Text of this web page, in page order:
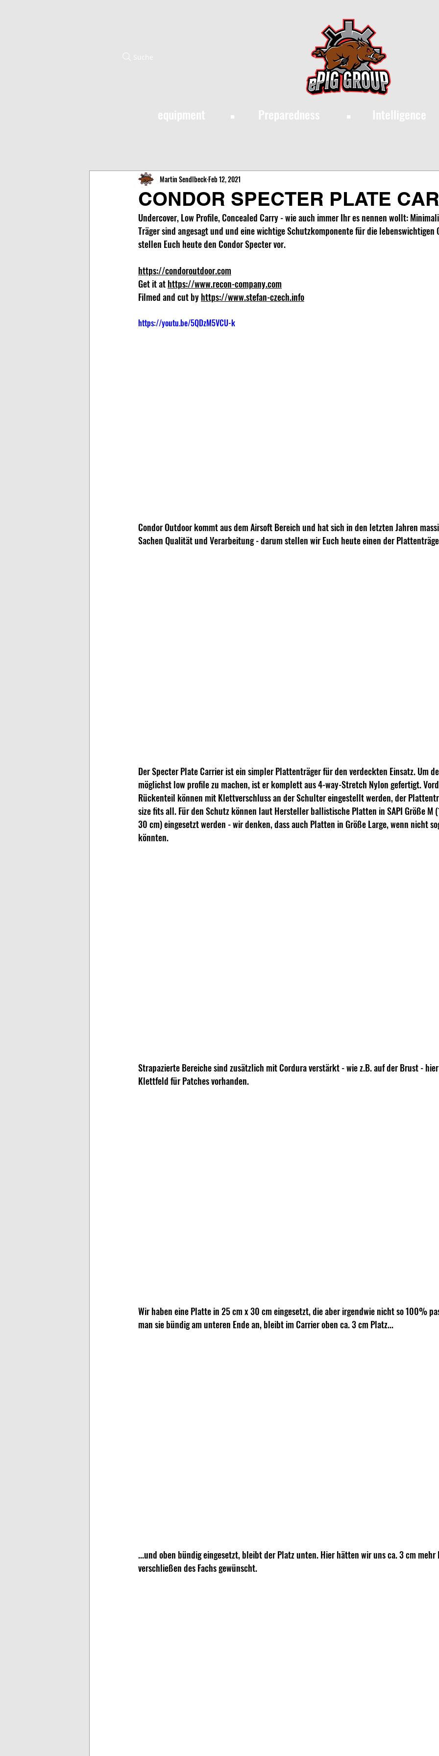
·
equipment Preparedness Intelligence
·
Suche
CONDOR SPECTER PLATE
Martin SendlbeckFeb 12, 2021
Undercover, Low Profile, Concealed Carry - wie auch immer Ihr es nennen wollt:
Träger sind angesagt und und eine wichtige Schutzkomponente für die lebenswichtigen
stellen Euch heute den Condor Specter vor.
https://condoroutdoor.com
Get it at https://www.recon-company.com
Filmed and cut by https://www.stefan-czech.info
https://youtu.be/5QDzM5VCU-k
Condor Outdoor kommt aus dem Airsoft Bereich und hat sich in den letzten Jahren
Sachen Qualität und Verarbeitung - darum stellen wir Euch heute einen der
Der Specter Plate Carrier ist ein simpler Plattenträger für den verdeckten Einsatz. Um
möglichst low profile zu machen, ist er komplett aus 4-way-Stretch Nylon gefertigt.
Rückenteil können mit Klettverschluss an der Schulter eingestellt werden, der
size fits all. Für den Schutz können laut Hersteller ballistische Platten in SAPI Größe M
30 cm) eingesetzt werden - wir denken, dass auch Platten in Größe Large, wenn nicht
könnten.
Strapazierte Bereiche sind zusätzlich mit Cordura verstärkt - wie z.B. auf der Brust -
Klettfeld für Patches vorhanden.
Wir haben eine Platte in 25 cm x 30 cm eingesetzt, die aber irgendwie nicht so 100%
man sie bündig am unteren Ende an, bleibt im Carrier oben ca. 3 cm Platz...
...und oben bündig eingesetzt, bleibt der Platz unten. Hier hätten wir uns ca. 3 cm mehr
verschließen des Fachs gewünscht.